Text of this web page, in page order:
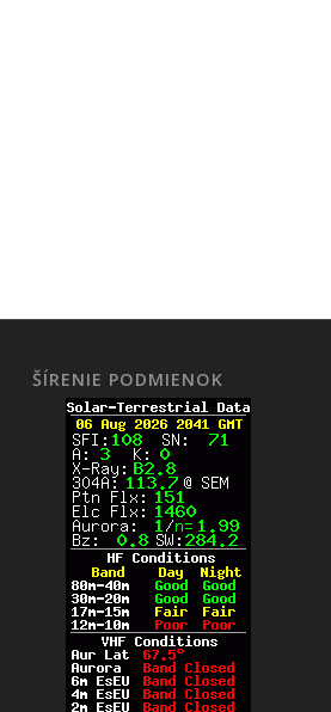
ŠÍRENIE PODMIENOK